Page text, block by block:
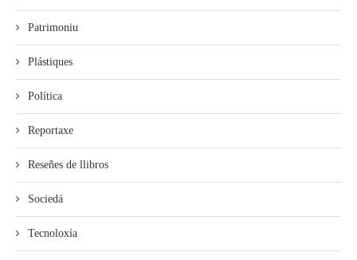
Patrimoniu
Plástiques
Política
Reportaxe
Reseñes de llibros
Sociedá
Tecnoloxía